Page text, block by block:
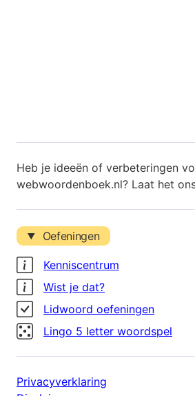
Heb je ideeën of verbeteringen
webwoordenboek.nl? Laat het
Oefeningen
Kenniscentrum
Wist je dat?
Lidwoord oefeningen
Lingo 5 letter woordspel
Privacyverklaring